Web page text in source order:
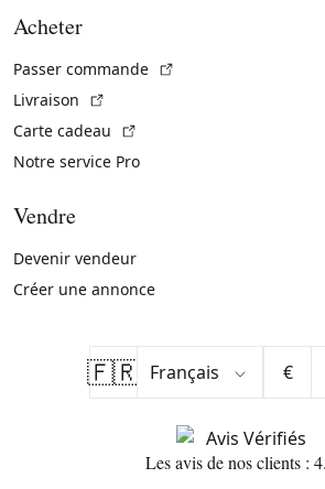
Acheter
Passer commande
Livraison
Carte cadeau
Notre service Pro
Vendre
Devenir vendeur
Créer une annonce
🇫🇷 €
Les avis de nos clients :